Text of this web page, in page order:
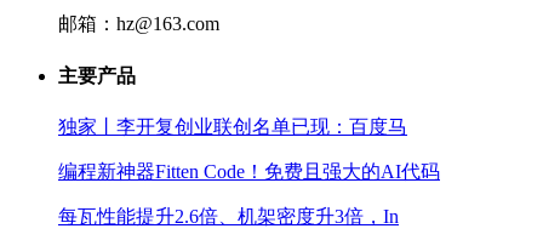
邮箱：hz@163.com
主要产品
独家丨李开复创业联创名单已现：百度马
编程新神器Fitten Code！免费且强大的AI代码
每瓦性能提升2.6倍、机架密度升3倍，In